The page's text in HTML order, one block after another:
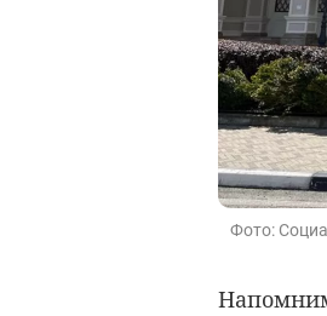
Фото: